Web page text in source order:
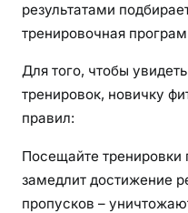
результатами
тренировочная
Для того, чтобы
тренировок, новичку
правил:
Посещайте тренировки
замедлит достижение
пропусков –